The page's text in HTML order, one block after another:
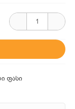
ფასი